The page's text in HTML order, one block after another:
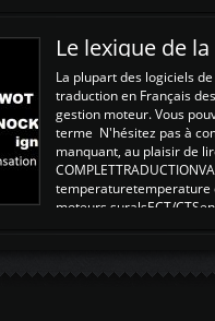
Le lexique de
La plupart des logiciels
traduction en Français
gestion moteur. Vous
terme N'hésitez pas à
manquant, au plaisir de
temperaturetemperature
moteurs suralsECT/